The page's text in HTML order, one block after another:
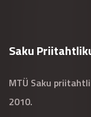
Saku
MTÜ Saku
2010.